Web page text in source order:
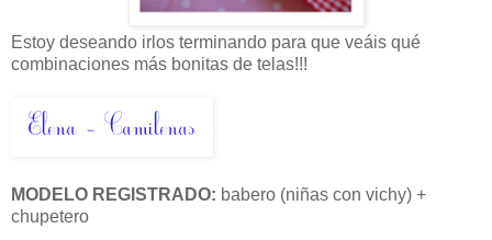
Estoy deseando irlos terminando para que veáis qué
combinaciones más bonitas de telas!!!
MODELO REGISTRADO: babero (niñas con vichy) +
chupetero